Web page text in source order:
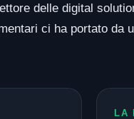
delle digital
ci ha portato
LA